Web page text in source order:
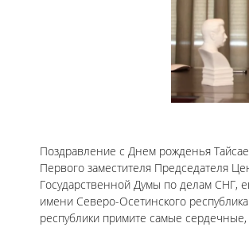
Поздравление с Днем рожденья
Первого заместителя Председателя
Государственной Думы по делам СНГ,
имени Северо-Осетинского
республики примите самые